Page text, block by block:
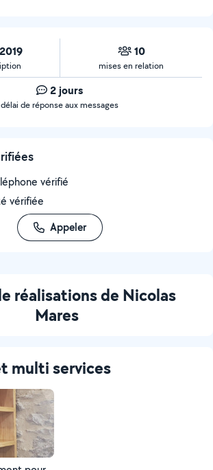
10
mises en relation
2 jours
délai de réponse aux messages
vérifié
vérifiée
Appeler
réalisations de Nicolas
Mares
multi services